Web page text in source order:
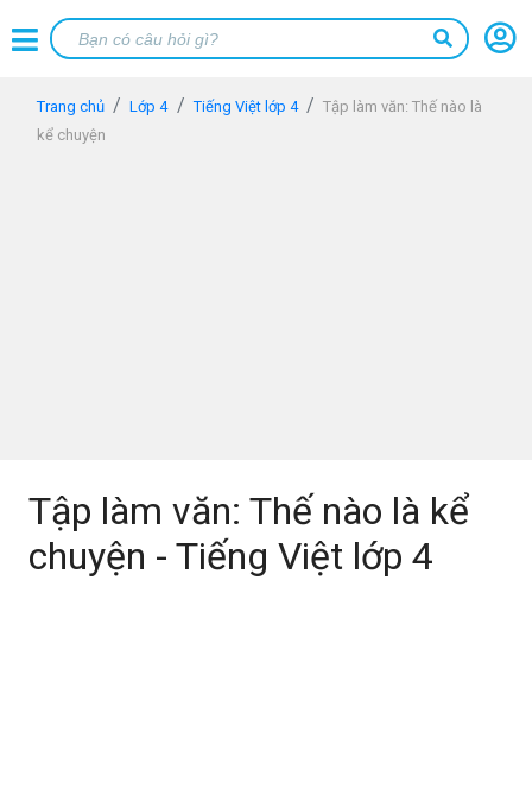
Trang chủ Lớp 4 Tiếng Việt lớp 4
Tập làm văn: Thế nào là
kể chuyện
Tập làm văn: Thế nào là kể
chuyện - Tiếng Việt lớp 4